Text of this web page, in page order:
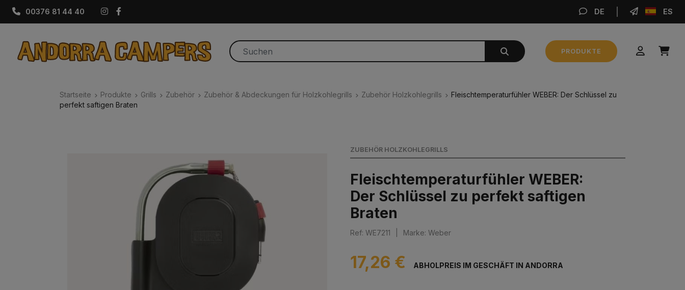
00376 81 44 40 Instagram DE ES
PRODUKTE
Startseite Produkte Grills Zubehör Zubehör & Abdeckungen für Holzkohlegrills Zubehör Holzkohlegrills
Fleischtemperaturfühler WEBER: Der Schlüssel zu
perfekt saftigen Braten
ZUBEHÖR HOLZKOHLEGRILLS
Fleischtemperaturfühler WEBER:
Der Schlüssel zu perfekt saftigen
Braten
Ref: WE7211 Marke: Weber
17,26 € ABHOLPREIS IM GESCHÄFT IN ANDORRA